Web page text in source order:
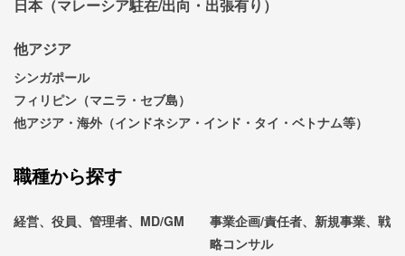
日本（マレーシア駐在/出向・出張有り）
他アジア
シンガポール
フィリピン（マニラ・セブ島）
他アジア・海外（インドネシア・インド・タイ・ベトナム等）
職種から探す
経営、役員、管理者、MD/GM
事業企画/責任者、新規事業、戦
略コンサル